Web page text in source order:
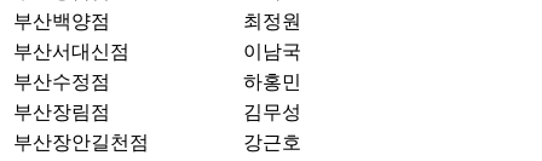
부산백양점
최정원
부산서대신점
이남국
부산수정점
하홍민
부산장림점
김무성
부산장안길천점
강근호